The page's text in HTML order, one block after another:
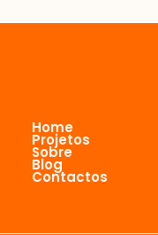
Home
Projetos
Sobre
Blog
Contactos